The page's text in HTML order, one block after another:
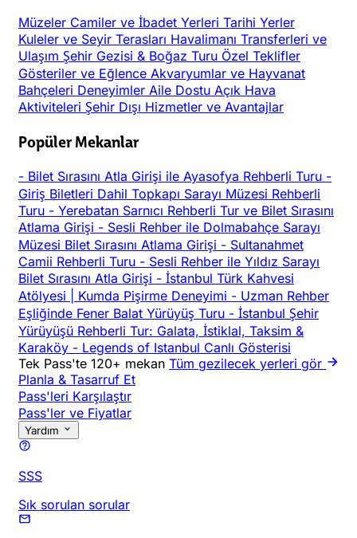
Müzeler Camiler ve İbadet Yerleri Tarihi Yerler
Kuleler ve Seyir Terasları Havalimanı Transferleri ve
Ulaşım Şehir Gezisi & Boğaz Turu Özel Teklifler
Gösteriler ve Eğlence Akvaryumlar ve Hayvanat
Bahçeleri Deneyimler Aile Dostu Açık Hava
Aktiviteleri Şehir Dışı Hizmetler ve Avantajlar
Popüler Mekanlar
- Bilet Sırasını Atla Girişi ile Ayasofya Rehberli Turu -
Giriş Biletleri Dahil Topkapı Sarayı Müzesi Rehberli
Turu - Yerebatan Sarnıcı Rehberli Tur ve Bilet Sırasını
Atlama Girişi - Sesli Rehber ile Dolmabahçe Sarayı
Müzesi Bilet Sırasını Atlama Girişi - Sultanahmet
Camii Rehberli Turu - Sesli Rehber ile Yıldız Sarayı
Bilet Sırasını Atla Girişi - İstanbul Türk Kahvesi
Atölyesi | Kumda Pişirme Deneyimi - Uzman Rehber
Eşliğinde Fener Balat Yürüyüş Turu - İstanbul Şehir
Yürüyüşü Rehberli Tur: Galata, İstiklal, Taksim &
Karaköy - Legends of Istanbul Canlı Gösterisi
Tek Pass'te 120+ mekan Tüm gezilecek yerleri gör
Planla & Tasarruf Et
Pass'leri Karşılaştır
Pass'ler ve Fiyatlar
Yardım
SSS
Sık sorulan sorular